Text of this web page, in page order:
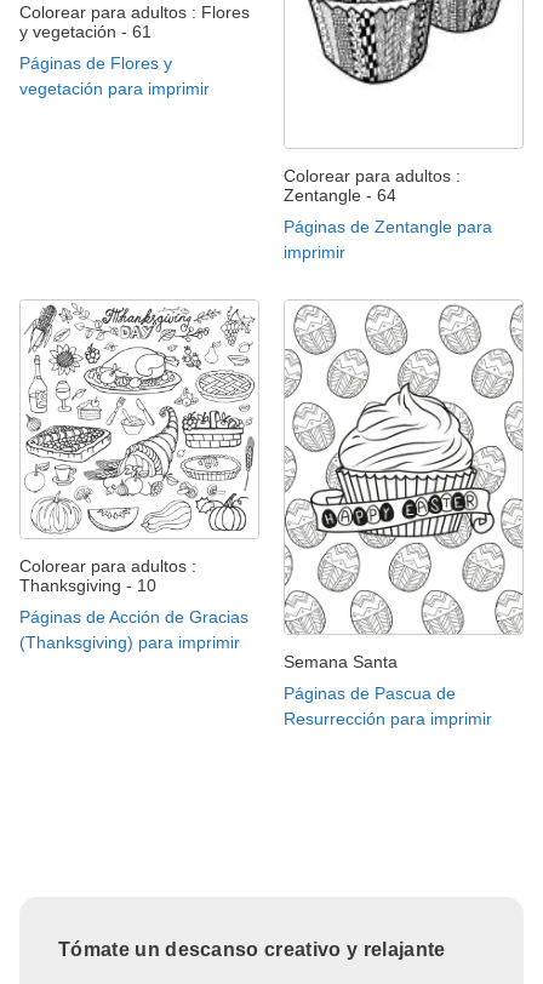
Colorear para adultos : Flores
y vegetación - 61
Páginas de Flores y
vegetación para imprimir
Colorear para adultos :
Zentangle - 64
Páginas de Zentangle para
imprimir
Colorear para adultos :
Thanksgiving - 10
Páginas de Acción de Gracias
(Thanksgiving) para imprimir
Semana Santa
Páginas de Pascua de
Resurrección para imprimir
Tómate un descanso creativo y relajante